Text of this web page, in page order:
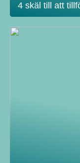
4 skäl till att